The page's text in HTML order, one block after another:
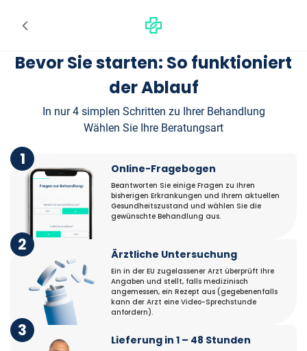
Bevor Sie starten: So funktioniert
der Ablauf
In nur 4 simplen Schritten zu Ihrer Behandlung
Wählen Sie Ihre Beratungsart
1 Online-Fragebogen
Beantworten Sie einige Fragen zu Ihren
bisherigen Erkrankungen und Ihrem aktuellen
Gesundheitszustand und wählen Sie die
gewünschte Behandlung aus.
2 Ärztliche Untersuchung
Ein in der EU zugelassener Arzt überprüft Ihre
Angaben und stellt, falls medizinisch
angemessen, ein Rezept aus (gegebenenfalls
kann der Arzt eine Video-Sprechstunde
anfordern).
3 Lieferung in 1 – 48 Stunden